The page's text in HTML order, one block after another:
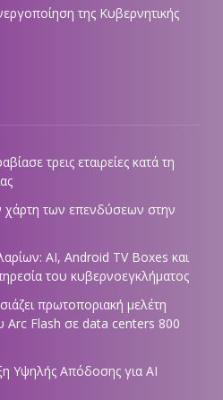
της Κυβερνητικής
τρεις εταιρείες κατά τη
χάρτη των επενδύσεων στην
AI, Android TV Boxes και
του κυβερνοεγκλήματος
πρωτοποριακή μελέτη
Arc Flash σε data centers 800
Υψηλής Απόδοσης για AI